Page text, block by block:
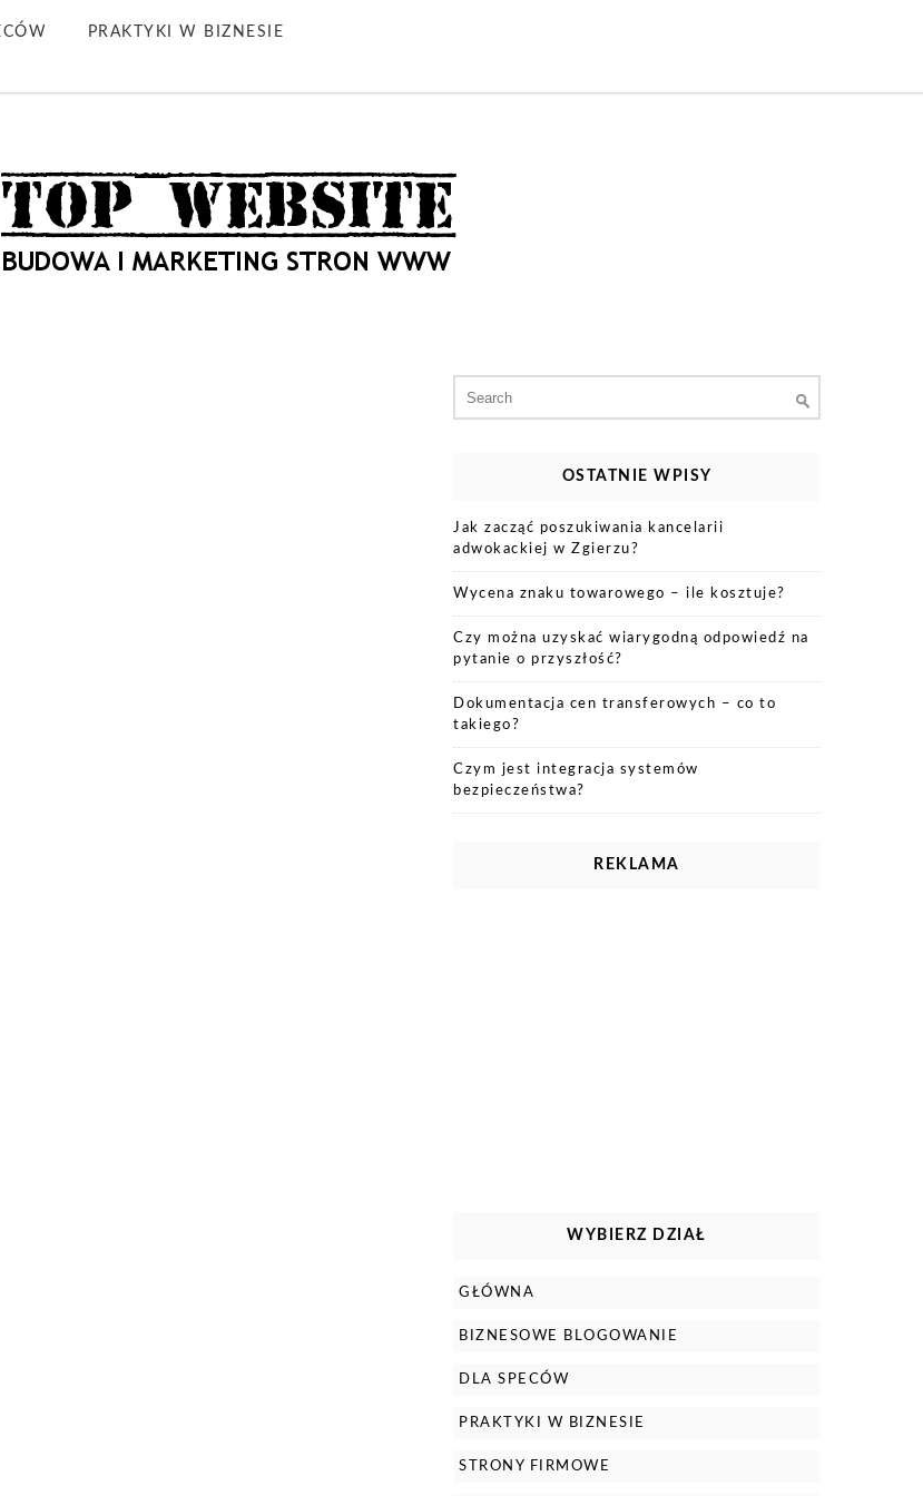
PRAKTYKI W BIZNESIE
for:
OSTATNIE WPISY
Jak zacząć poszukiwania kancelarii
adwokackiej w Zgierzu?
Wycena znaku towarowego – ile kosztuje?
Czy można uzyskać wiarygodną odpowiedź na
pytanie o przyszłość?
Dokumentacja cen transferowych – co to
takiego?
Czym jest integracja systemów
bezpieczeństwa?
REKLAMA
WYBIERZ DZIAŁ
GŁÓWNA
BIZNESOWE BLOGOWANIE
DLA SPECÓW
PRAKTYKI W BIZNESIE
STRONY FIRMOWE